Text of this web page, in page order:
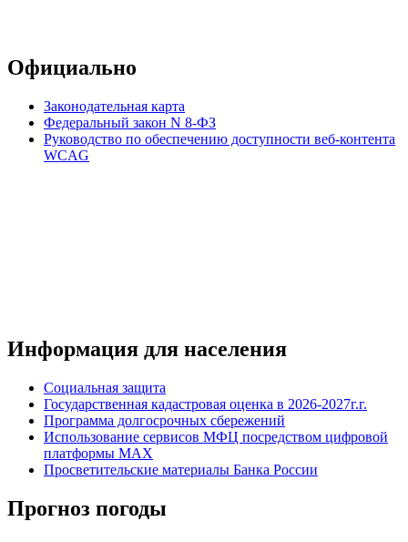
Официально
Законодательная карта
Федеральный закон N 8-ФЗ
Руководство по обеспечению доступности веб-контента
WCAG
Информация для населения
Социальная защита
Государственная кадастровая оценка в 2026-2027г.г.
Программа долгосрочных сбережений
Использование сервисов МФЦ посредством цифровой
платформы MAX
Просветительские материалы Банка России
Прогноз погоды